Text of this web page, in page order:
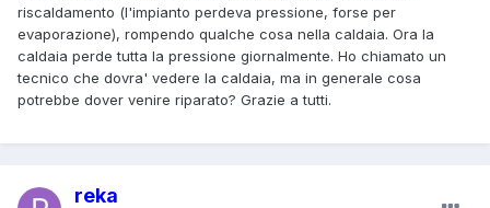
riscaldamento (l'impianto perdeva pressione, forse per
evaporazione), rompendo qualche cosa nella caldaia. Ora la
caldaia perde tutta la pressione giornalmente. Ho chiamato un
tecnico che dovra' vedere la caldaia, ma in generale cosa
potrebbe dover venire riparato? Grazie a tutti.
reka